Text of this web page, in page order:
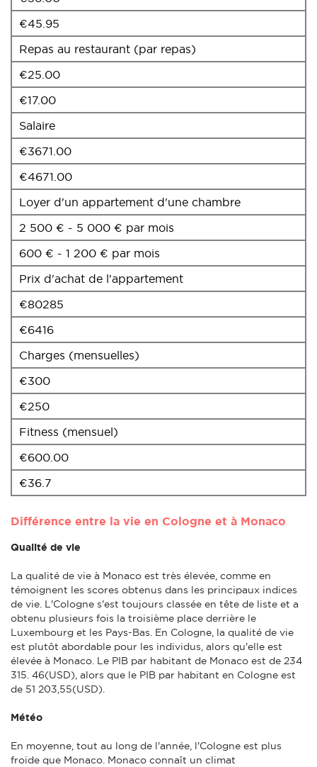
€45.95
Repas au restaurant (par repas)
€25.00
€17.00
Salaire
€3671.00
€4671.00
Loyer d'un appartement d'une chambre
2 500 € - 5 000 € par mois
600 € - 1 200 € par mois
Prix d'achat de l'appartement
€80285
€6416
Charges (mensuelles)
€300
€250
Fitness (mensuel)
€600.00
€36.7
Différence entre la vie en Cologne et à Monaco
Qualité de vie
La qualité de vie à Monaco est très élevée, comme en
témoignent les scores obtenus dans les principaux indices
de vie. L'Cologne s'est toujours classée en tête de liste et a
obtenu plusieurs fois la troisième place derrière le
Luxembourg et les Pays-Bas. En Cologne, la qualité de vie
est plutôt abordable pour les individus, alors qu'elle est
élevée à Monaco. Le PIB par habitant de Monaco est de 234
315. 46(USD), alors que le PIB par habitant en Cologne est
de 51 203,55(USD).
Météo
En moyenne, tout au long de l'année, l'Cologne est plus
froide que Monaco. Monaco connaît un climat